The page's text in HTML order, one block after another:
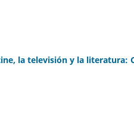
la televisión y la literatura: